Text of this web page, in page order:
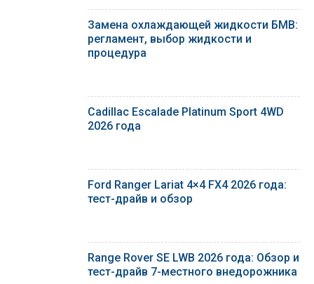
Замена охлаждающей жидкости БМВ:
регламент, выбор жидкости и
процедура
Cadillac Escalade Platinum Sport 4WD
2026 года
Ford Ranger Lariat 4×4 FX4 2026 года:
тест-драйв и обзор
Range Rover SE LWB 2026 года: Обзор и
тест-драйв 7-местного внедорожника